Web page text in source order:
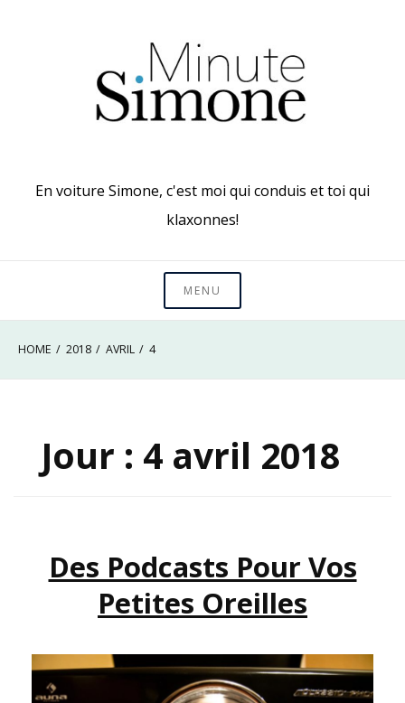
En voiture Simone, c'est moi qui conduis et toi qui
klaxonnes!
MENU
HOME 2018 AVRIL 4
Jour : 4 avril 2018
Des Podcasts Pour Vos
Petites Oreilles